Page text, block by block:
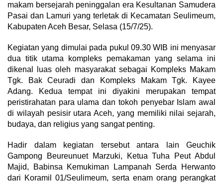
makam bersejarah peninggalan era Kesultanan Samudera
Pasai dan Lamuri yang terletak di Kecamatan Seulimeum,
Kabupaten Aceh Besar, Selasa (15/7/25).
Kegiatan yang dimulai pada pukul 09.30 WIB ini menyasar
dua titik utama kompleks pemakaman yang selama ini
dikenal luas oleh masyarakat sebagai Kompleks Makam
Tgk. Bak Ceuradi dan Kompleks Makam Tgk. Kayee
Adang. Kedua tempat ini diyakini merupakan tempat
peristirahatan para ulama dan tokoh penyebar Islam awal
di wilayah pesisir utara Aceh, yang memiliki nilai sejarah,
budaya, dan religius yang sangat penting.
Hadir dalam kegiatan tersebut antara lain Geuchik
Gampong Beureunuet Marzuki, Ketua Tuha Peut Abdul
Majid, Babinsa Kemukiman Lampanah Serda Herwanto
dari Koramil 01/Seulimeum, serta enam orang perangkat